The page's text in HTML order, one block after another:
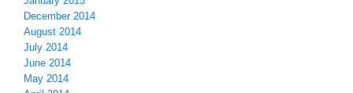
December 2014
August 2014
July 2014
June 2014
May 2014